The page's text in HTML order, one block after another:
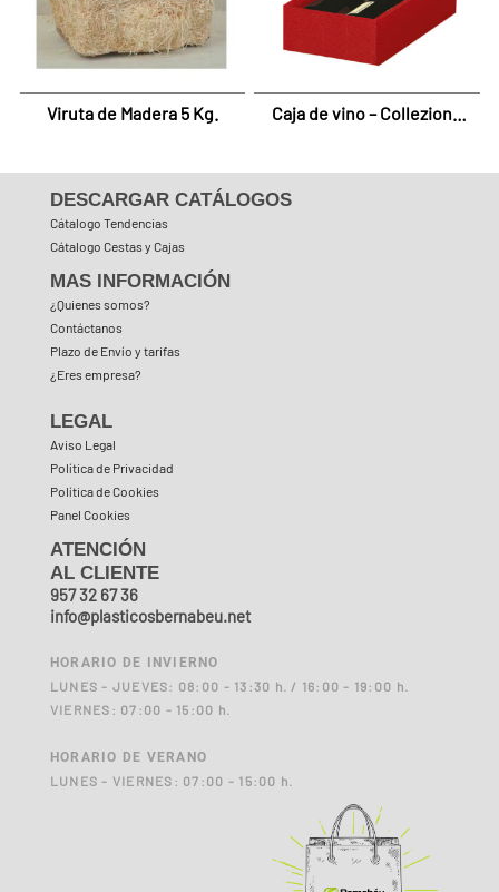
Viruta de Madera 5 Kg.
Caja de vino – Collezione
DESCARGAR CATÁLOGOS
Cátalogo Tendencias
Cátalogo Cestas y Cajas
MAS INFORMACIÓN
¿Quienes somos?
Contáctanos
Plazo de Envío y tarifas
¿Eres empresa?
LEGAL
Aviso Legal
Política de Privacidad
Política de Cookies
Panel Cookies
ATENCIÓN
AL CLIENTE
957 32 67 36
info@plasticosbernabeu.net
HORARIO DE INVIERNO
LUNES - JUEVES: 08:00 - 13:30 h. / 16:00 - 19:00 h.
VIERNES: 07:00 - 15:00 h.
HORARIO DE VERANO
LUNES - VIERNES: 07:00 - 15:00 h.